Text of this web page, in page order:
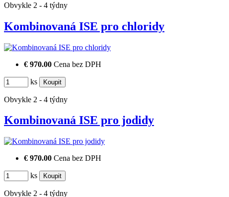
Obvykle 2 - 4 týdny
Kombinovaná ISE pro chloridy
€ 970.00 Cena bez DPH
ks
Obvykle 2 - 4 týdny
Kombinovaná ISE pro jodidy
€ 970.00 Cena bez DPH
ks
Obvykle 2 - 4 týdny